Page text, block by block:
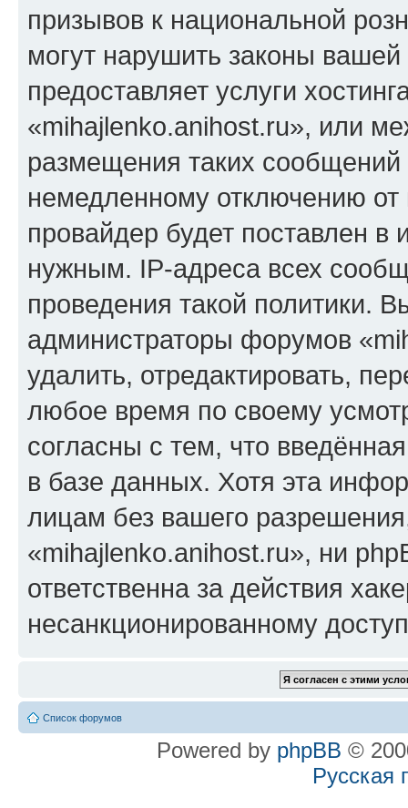
призывов к национальной
могут нарушить законы
предоставляет услуги
«mihajlenko.anihost.ru», или
размещения таких
немедленному отключению
провайдер будет поставлен в
нужным. IP-адреса всех
проведения такой политики.
администраторы форумов
удалить, отредактировать,
любое время по своему
согласны с тем, что
в базе данных. Хотя эта
лицам без вашего
«mihajlenko.anihost.ru», ни
ответственна за действия
несанкционированному
Список форумов
Powered by phpBB ©
Русская